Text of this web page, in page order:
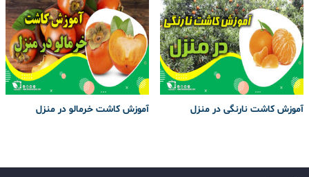
آموزش کاشت نارنگی در منزل آموزش کاشت خرمالو در منزل